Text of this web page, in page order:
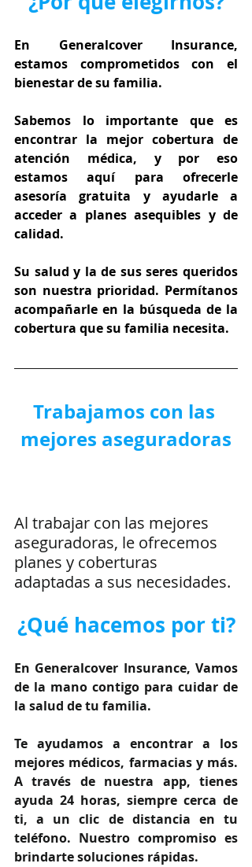
En Generalcover Insurance,
estamos comprometidos con el
bienestar de su familia.
Sabemos lo importante que es
encontrar la mejor cobertura de
atención médica, y por eso
estamos aquí para ofrecerle
asesoría gratuita y ayudarle a
acceder a planes asequibles y de
calidad.
Su salud y la de sus seres queridos
son nuestra prioridad. Permítanos
acompañarle en la búsqueda de la
cobertura que su familia necesita.
Trabajamos con las
mejores aseguradoras
Al trabajar con las mejores
aseguradoras, le ofrecemos
planes y coberturas
adaptadas a sus necesidades.
¿Qué hacemos por ti?
En Generalcover Insurance, Vamos
de la mano contigo para cuidar de
la salud de tu familia.
Te ayudamos a encontrar a los
mejores médicos, farmacias y más.
A través de nuestra app, tienes
ayuda 24 horas, siempre cerca de
ti, a un clic de distancia en tu
teléfono. Nuestro compromiso es
brindarte soluciones rápidas.